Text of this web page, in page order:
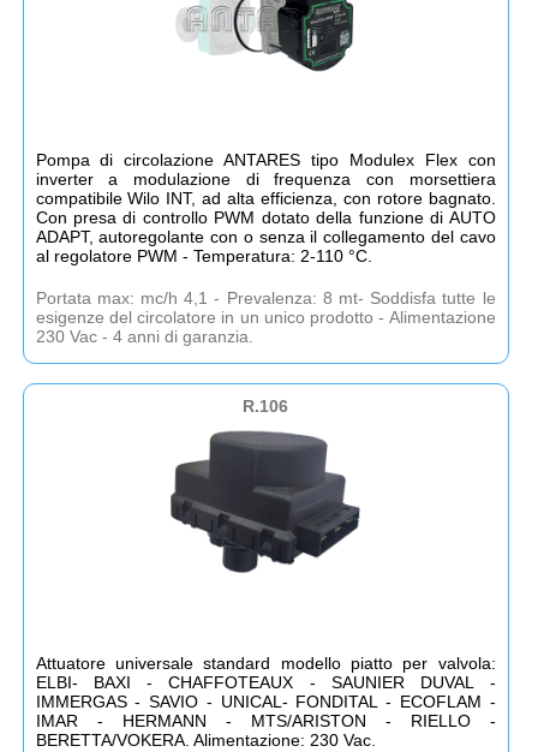
Pompa di circolazione ANTARES tipo Modulex Flex con
inverter a modulazione di frequenza con morsettiera
compatibile Wilo INT, ad alta efficienza, con rotore bagnato.
Con presa di controllo PWM dotato della funzione di AUTO
ADAPT, autoregolante con o senza il collegamento del cavo
al regolatore PWM - Temperatura: 2-110 °C.
Portata max: mc/h 4,1 - Prevalenza: 8 mt- Soddisfa tutte le
esigenze del circolatore in un unico prodotto - Alimentazione
230 Vac - 4 anni di garanzia.
R.106
Attuatore universale standard modello piatto per valvola:
ELBI- BAXI - CHAFFOTEAUX - SAUNIER DUVAL -
IMMERGAS - SAVIO - UNICAL- FONDITAL - ECOFLAM -
IMAR - HERMANN - MTS/ARISTON - RIELLO -
BERETTA/VOKERA. Alimentazione: 230 Vac.